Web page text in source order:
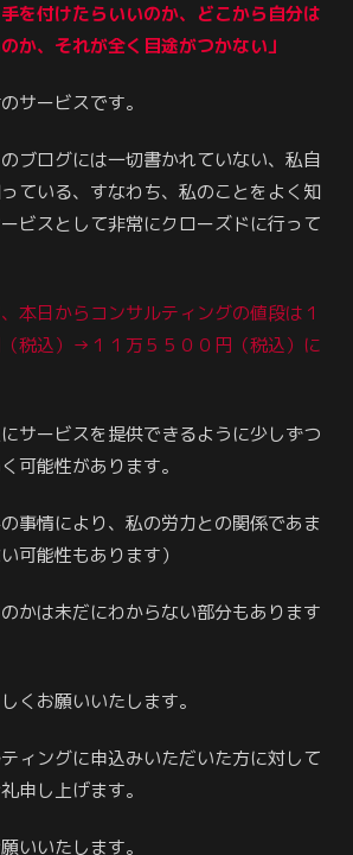
を付けたらいいのか、どこから自分は
か、それが全く目途がつかない」
サービスです。
ブログには一切書かれていない、私自
ている、すなわち、私のことをよく知
ビスとして非常にクローズドに行って
本日からコンサルティングの値段は１
税込）→１１万５５００円（税込）に
サービスを提供できるように少しずつ
可能性があります。
の事情により、私の労力との関係であま
可能性もあります）
かは未だにわからない部分もあります
くお願いいたします。
ィングに申込みいただいた方に対して
申し上げます。
いいたします。